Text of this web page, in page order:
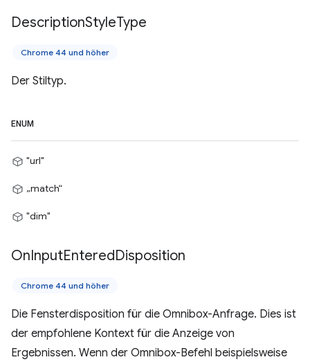
DescriptionStyleType
Chrome 44 und höher
Der Stiltyp.
ENUM
"url"
„match“
"dim"
OnInputEnteredDisposition
Chrome 44 und höher
Die Fensterdisposition für die Omnibox-Anfrage. Dies ist
der empfohlene Kontext für die Anzeige von
Ergebnissen. Wenn der Omnibox-Befehl beispielsweise